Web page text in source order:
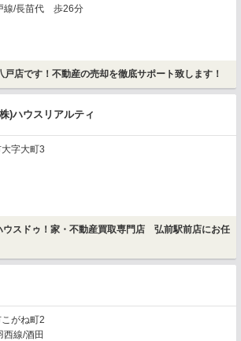
線/長苗代 歩26分
店です！不動産の売却を徹底サポート致します！
)ハウスリアルティ
字大町3
ウスドゥ！家・不動産買取専門店 弘前駅前店にお任
がね町2
西線/酒田